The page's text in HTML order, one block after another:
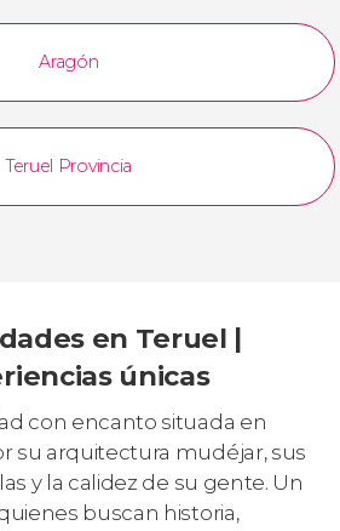
Aragón
Teruel Provincia
en Teruel |
únicas
con encanto situada en
su arquitectura mudéjar, sus
y la calidez de su gente. Un
buscan historia,